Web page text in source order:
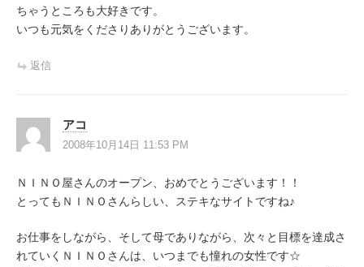
ちゃうところも大好きです。
いつも元気をくださりありがとうございます。
返信
アコ
2008年10月14日 11:53 PM
ＮＩＮＯ屋さんのオープン、おめでとうございます！！
とってもＮＩＮＯさんらしい、ステキなサイトですね♪
お仕事をしながら、そして母でありながら、次々と目標を達成さ
れていくＮＩＮＯさんは、いつまでも憧れの女性です☆